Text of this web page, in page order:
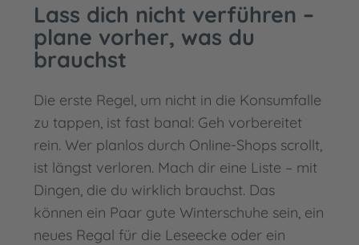
Lass dich nicht verführen –
plane vorher, was du
brauchst
Die erste Regel, um nicht in die Konsumfalle
zu tappen, ist fast banal: Geh vorbereitet
rein. Wer planlos durch Online-Shops scrollt,
ist längst verloren. Mach dir eine Liste – mit
Dingen, die du wirklich brauchst. Das
können ein Paar gute Winterschuhe sein, ein
neues Regal für die Leseecke oder ein